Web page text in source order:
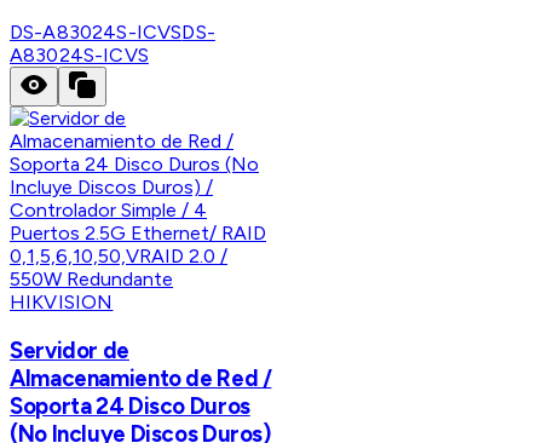
DS-A83024S-ICVSDS-
A83024S-ICVS
HIKVISION
Servidor de
Almacenamiento de Red /
Soporta 24 Disco Duros
(No Incluye Discos Duros)